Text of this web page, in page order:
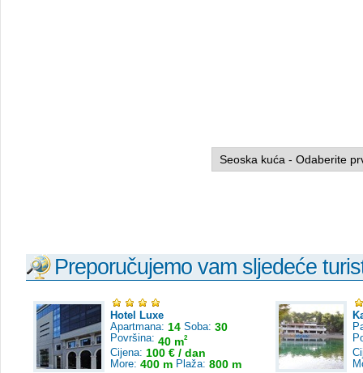
Preporučujemo vam sljedeće
Hotel Luxe
Apartmana: 14 Soba: 30
Površina: 40 m2
Cijena: 100 € / dan
More: 400 m Plaža: 800 m